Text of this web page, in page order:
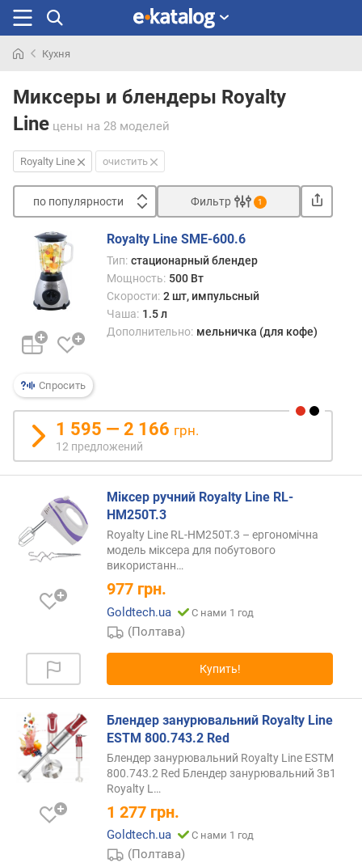
раньше
Кухня
Миксеры и блендеры Royalty
Line цены на 28 моделей
Royalty Line очистить
по популярности
п
о
п
о
у
л
р
н
с
о
т
е
в
к
г
и
м
о
Фильтр 1
Спросить
Royalty Line SME-600.6
Тип: стационарный блендер
Мощность: 500 Вт
Скорости: 2 шт, импульсный
Чаша: 1.5 л
Дополнительно: мельничка (для кофе)
1 595 — 2 166 грн.
12 предложений
Міксер ручний Royalty Line RL-
HM250T.3
Royalty Line RL-HM250T.3 – ергономічна
модель міксера для побутового
використанн…
977 грн.
Goldtech.ua С нами 1 год
(Полтава)
Купить!
Блендер занурювальний Royalty Line
ESTM 800.743.2 Red
Блендер занурювальний Royalty Line ESTM
800.743.2 Red Блендер занурювальний 3в1
Royalty L…
1 277 грн.
Goldtech.ua С нами 1 год
(Полтава)